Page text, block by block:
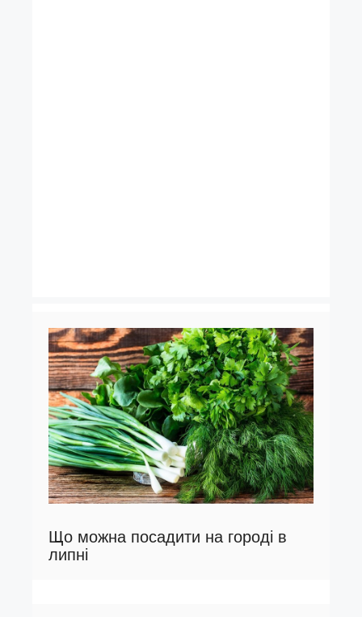
Що можна посадити на городі в
липні